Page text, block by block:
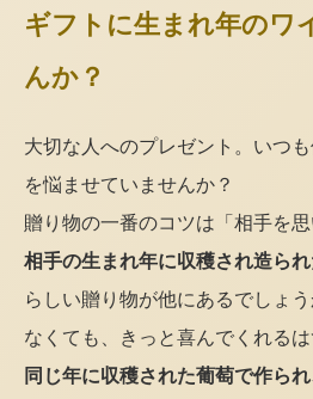
ギフトに生まれ年のワ
んか？
大切な人へのプレゼント。いつ
を悩ませていませんか？
贈り物の一番のコツは「相手を思
相手の生まれ年に収穫され造ら
らしい贈り物が他にあるでしょ
なくても、きっと喜んでくれるは
同じ年に収穫された葡萄で作ら